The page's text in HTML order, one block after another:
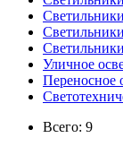
Уличное
Переносное
Всего: 9